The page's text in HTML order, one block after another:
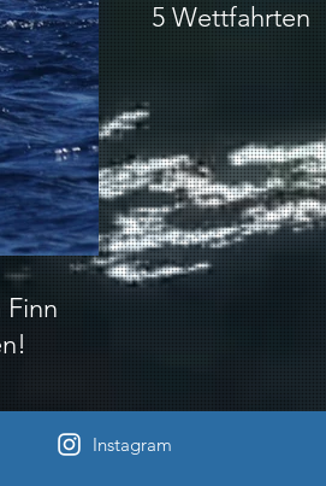
Finn
5 Wettfahrten
Instagram